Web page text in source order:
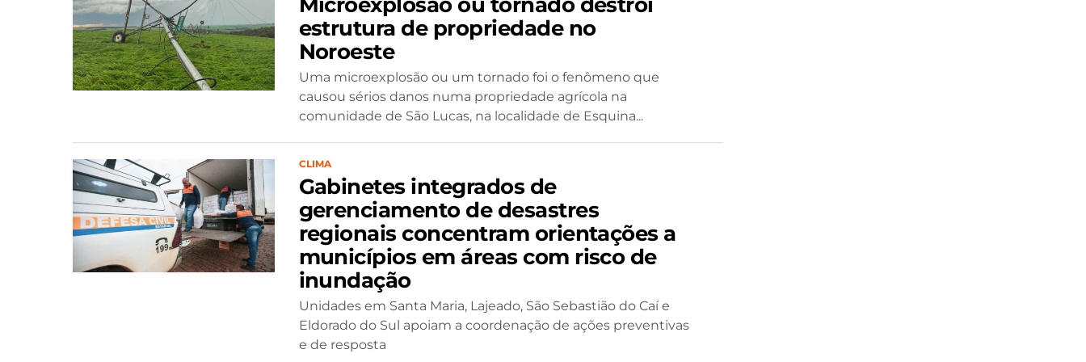
estrutura de propriedade no
Noroeste
Uma microexplosão ou um tornado foi o fenômeno que
causou sérios danos numa propriedade agrícola na
comunidade de São Lucas, na localidade de Esquina...
CLIMA
Gabinetes integrados de
gerenciamento de desastres
regionais concentram orientações a
municípios em áreas com risco de
inundação
Unidades em Santa Maria, Lajeado, São Sebastião do Caí e
Eldorado do Sul apoiam a coordenação de ações preventivas
e de resposta